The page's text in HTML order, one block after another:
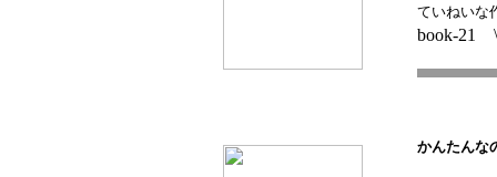
ていねいな
book-21
かんたん